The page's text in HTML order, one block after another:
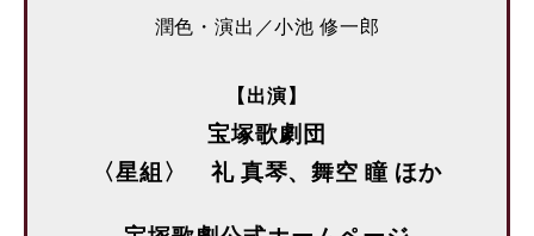
潤色・演出／小池 修一郎
【出演】
宝塚歌劇団
〈星組〉 礼 真琴、舞空 瞳 ほか